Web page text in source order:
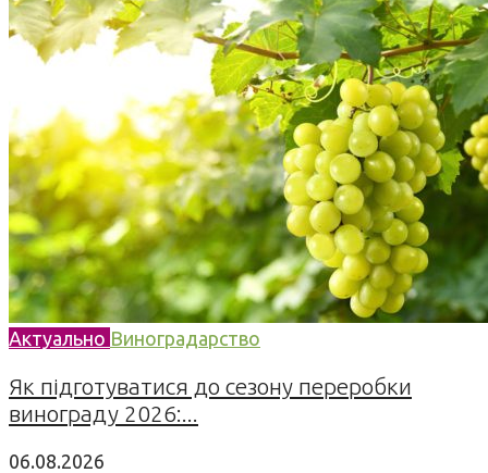
Актуально Виноградарство
Як підготуватися до сезону переробки
винограду 2026:...
06.08.2026